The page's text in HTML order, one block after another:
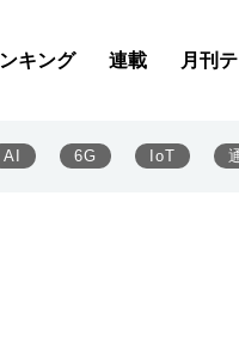
キング 連載 月刊
AI 6G IoT